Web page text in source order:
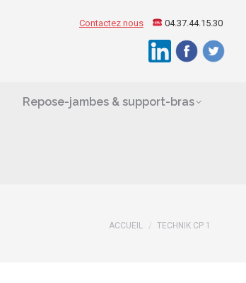
Contactez nous 04.37.44.15.30
Repose-jambes & support-bras
Vous êtes ici :
ACCUEIL TECHNIK CP 1